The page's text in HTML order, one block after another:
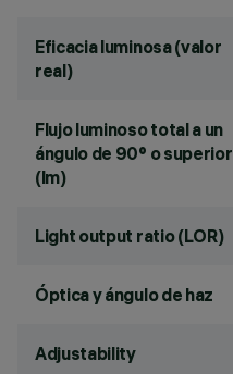
Eficacia luminosa (valor
real)
Flujo luminoso total a un
ángulo de 90° o superior
(lm)
Light output ratio (LOR)
Óptica y ángulo de haz
Adjustability